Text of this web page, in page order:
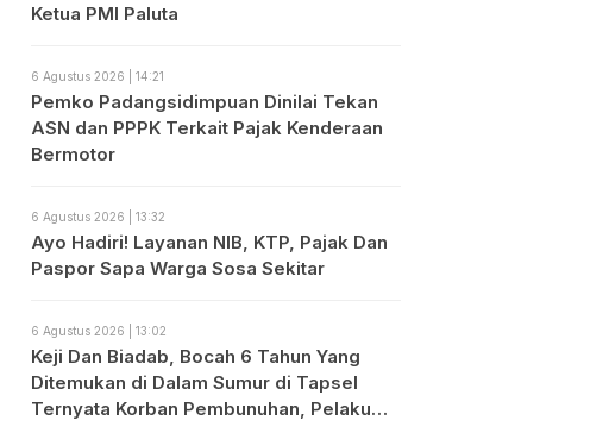
Ketua PMI Paluta
6 Agustus 2026 | 14:21
Pemko Padangsidimpuan Dinilai Tekan
ASN dan PPPK Terkait Pajak Kenderaan
Bermotor
6 Agustus 2026 | 13:32
Ayo Hadiri! Layanan NIB, KTP, Pajak Dan
Paspor Sapa Warga Sosa Sekitar
6 Agustus 2026 | 13:02
Keji Dan Biadab, Bocah 6 Tahun Yang
Ditemukan di Dalam Sumur di Tapsel
Ternyata Korban Pembunuhan, Pelaku